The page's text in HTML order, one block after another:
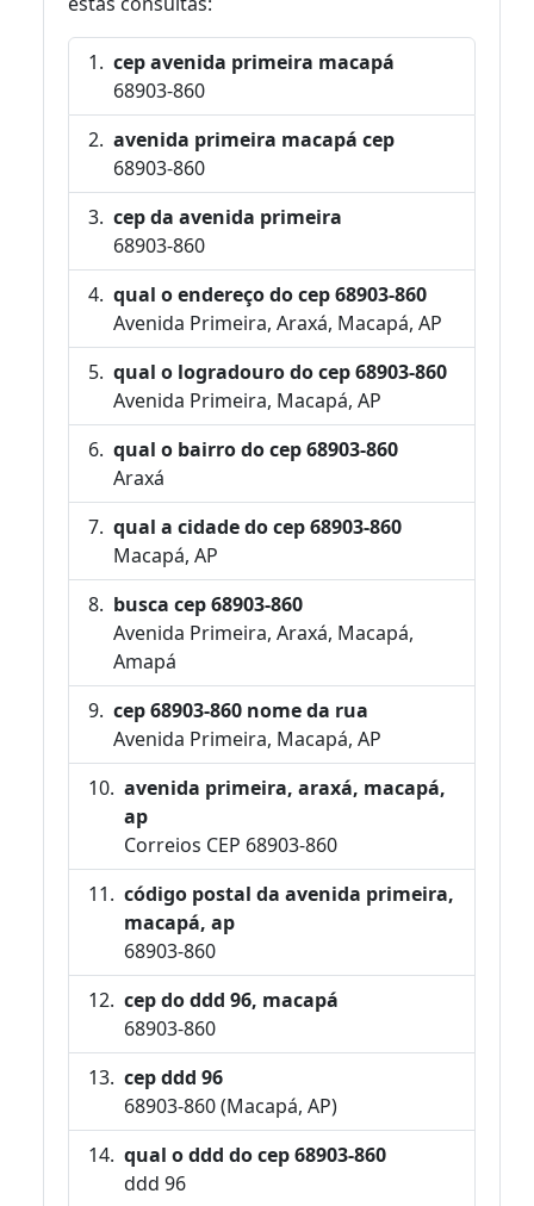
cep avenida primeira macapá
68903-860
avenida primeira macapá cep
68903-860
cep da avenida primeira
68903-860
qual o endereço do cep 68903-860
Avenida Primeira, Araxá, Macapá, AP
qual o logradouro do cep 68903-860
Avenida Primeira, Macapá, AP
qual o bairro do cep 68903-860
Araxá
qual a cidade do cep 68903-860
Macapá, AP
busca cep 68903-860
Avenida Primeira, Araxá, Macapá,
Amapá
cep 68903-860 nome da rua
Avenida Primeira, Macapá, AP
avenida primeira, araxá, macapá,
ap
Correios CEP 68903-860
código postal da avenida primeira,
macapá, ap
68903-860
cep do ddd 96, macapá
68903-860
cep ddd 96
68903-860 (Macapá, AP)
qual o ddd do cep 68903-860
ddd 96